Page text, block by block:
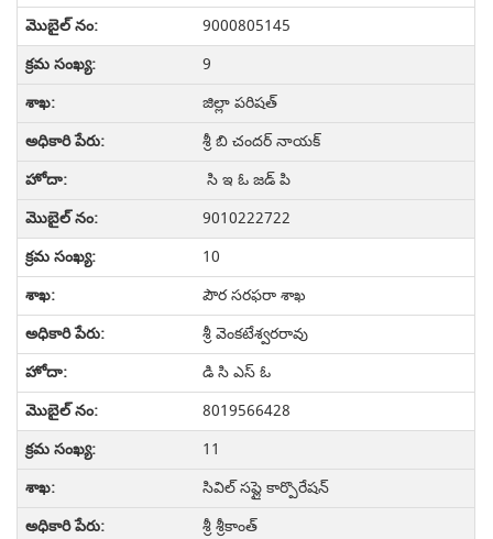
9000805145
9
జిల్లా పరిషత్
శ్రీ బి చందర్ నాయక్
సి ఇ ఓ జడ్ పి
9010222722
10
పౌర సరఫరా శాఖ
శ్రీ వెంకటేశ్వరరావు
డి సి ఎస్ ఓ
8019566428
11
సివిల్ సప్లై కార్పొరేషన్
శ్రీ శ్రీకాంత్